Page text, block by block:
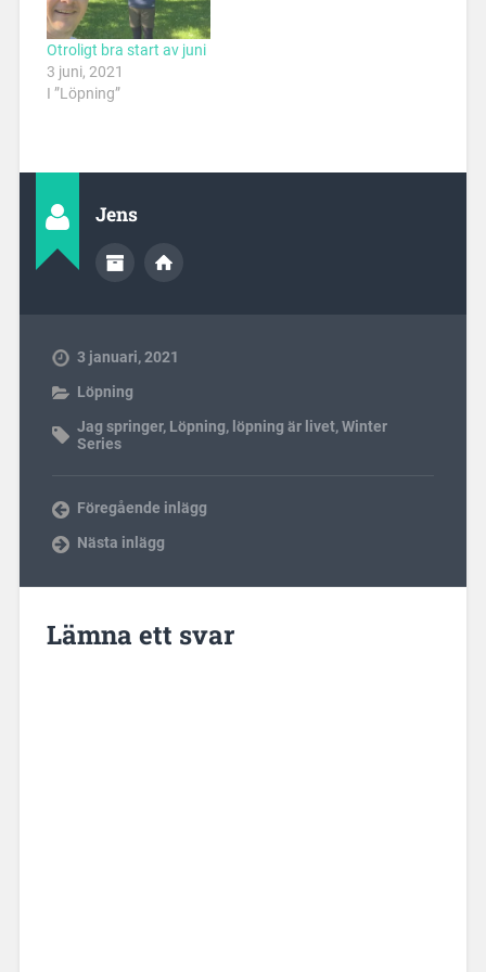
Otroligt bra start av juni
3 juni, 2021
I ”Löpning”
Jens
3 januari, 2021
Löpning
Jag springer, Löpning, löpning är livet,Winter
Series
Föregående inlägg
Nästa inlägg
Lämna ett svar